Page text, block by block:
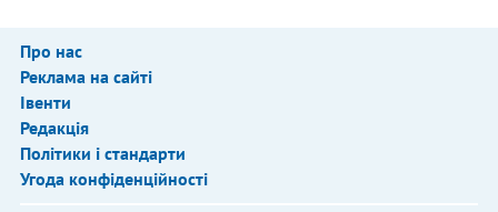
Про нас
Реклама на сайті
Івенти
Редакція
Політики і стандарти
Угода конфіденційності